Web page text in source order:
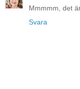
Mmmmm, det
Svara